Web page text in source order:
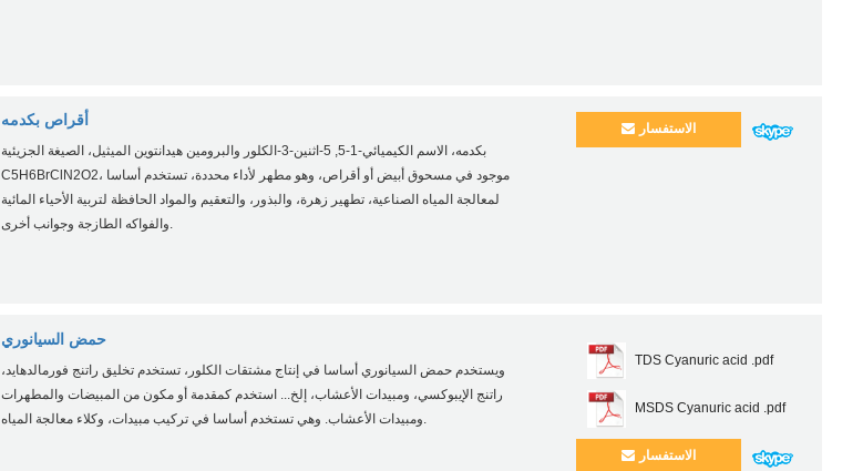
أقراص بكدمه
بكدمه، الاسم الكيميائي-1-5, 5-اثنين-3-الكلور والبرومين هيدانتوين الميثيل، الصيغة الجزيئية
C5H6BrClN2O2، موجود في مسحوق أبيض أو أقراص، وهو مطهر لأداء محددة، تستخدم أساسا
لمعالجة المياه الصناعية، تطهير زهرة، والبذور، والتعقيم والمواد الحافظة لتربية الأحياء المائية
والفواكه الطازجة وجوانب أخرى.
الاستفسار
حمض السيانوري
ويستخدم حمض السيانوري أساسا في إنتاج مشتقات الكلور، تستخدم تخليق راتنج فورمالدهايد،
راتنج الإيبوكسي، ومبيدات الأعشاب، إلخ... استخدم كمقدمة أو مكون من المبيضات والمطهرات
ومبيدات الأعشاب. وهي تستخدم أساسا في تركيب مبيدات، وكلاء معالجة المياه.
TDS Cyanuric acid .pdf
MSDS Cyanuric acid .pdf
الاستفسار